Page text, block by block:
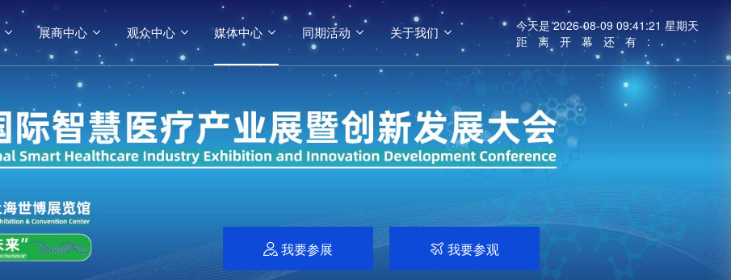
 展商中心  观众中心  媒体中心  同期活动  关于我们  今天是 2026-08-09 09:41:22 星期天
距离开幕还有:
 我要参展  我要参观